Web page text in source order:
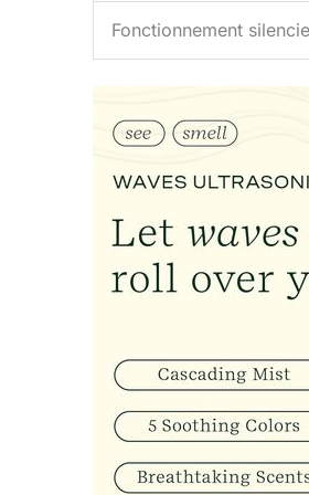
Fonctionnement